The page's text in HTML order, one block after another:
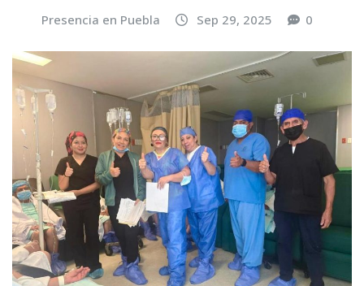
Presencia en Puebla Sep 29, 2025 0